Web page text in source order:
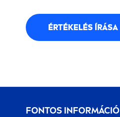
ÉRTÉKELÉS ÍRÁSA
FONTOS INFORMÁCIÓ